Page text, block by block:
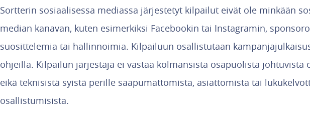
Sortterin sosiaalisessa mediassa järjestetyt kilpailut eivät ole minkään
median kanavan, kuten esimerkiksi Facebookin tai Instagramin,
suosittelemia tai hallinnoimia. Kilpailuun osallistutaan
ohjeilla. Kilpailun järjestäjä ei vastaa kolmansista osapuolista johtuvista
eikä teknisistä syistä perille saapumattomista, asiattomista tai
osallistumisista.